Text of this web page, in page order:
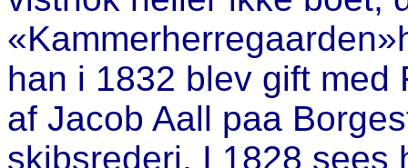
han i 1832 blev gift med
af Jacob Aall paa
skibsrederi. I 1828 sees